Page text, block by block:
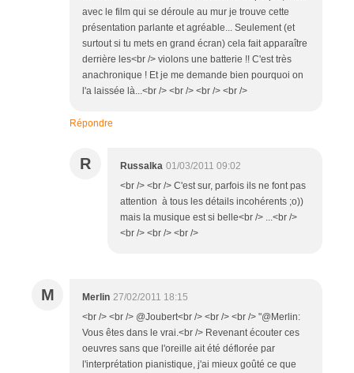
avec le film qui se déroule au mur je trouve cette
présentation parlante et agréable... Seulement (et
surtout si tu mets en grand écran) cela fait apparaître
derrière les<br /> violons une batterie !! C'est très
anachronique ! Et je me demande bien pourquoi on
l'a laissée là...<br /> <br /> <br /> <br />
Répondre
R Russalka 01/03/2011 09:02
<br /> <br /> C'est sur, parfois ils ne font pas
attention à tous les détails incohérents ;o))
mais la musique est si belle<br /> ...<br />
<br /> <br /> <br />
M Merlin 27/02/2011 18:15
<br /> <br /> @Joubert<br /> <br /> <br /> "@Merlin:
Vous êtes dans le vrai.<br /> Revenant écouter ces
oeuvres sans que l'oreille ait été déflorée par
l'interprétation pianistique, j'ai mieux goûté ce que